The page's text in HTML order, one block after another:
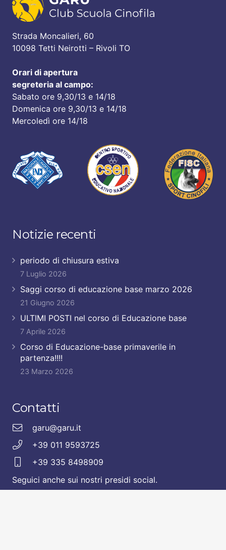
Strada Moncalieri, 60
10098 Tetti Neirotti – Rivoli TO
Orari di apertura
segreteria al campo:
Sabato ore 9,30/13 e 14/18
Domenica ore 9,30/13 e 14/18
Mercoledì ore 14/18
Notizie recenti
periodo di chiusura estiva
7 Luglio 2026
Saggi corso di educazione base marzo 2026
21 Giugno 2026
ULTIMI POSTI nel corso di Educazione base
7 Aprile 2026
Corso di Educazione-base primaverile in
partenza!!!!
23 Marzo 2026
Contatti
garu@garu.it
+39 011 9593725
+39 335 8498909
Seguici anche sui nostri presidi social.